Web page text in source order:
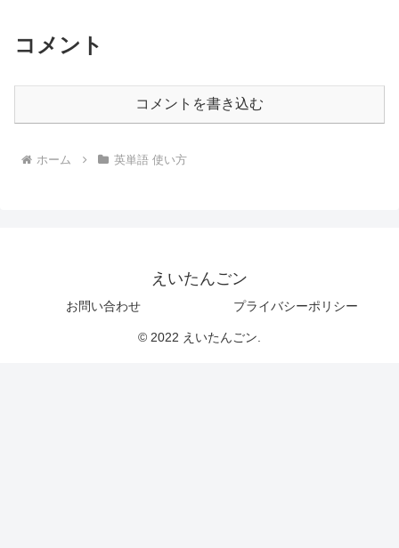
コメント
コメントを書き込む
ホーム 英単語 使い方
えいたんごン
お問い合わせ プライバシーポリシー
© 2022 えいたんごン.